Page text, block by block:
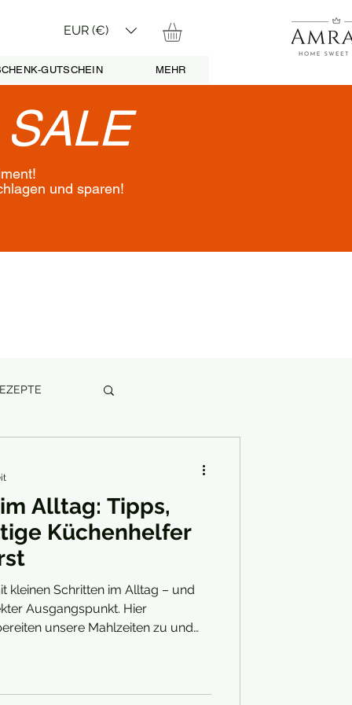
EUR (€)
GUTSCHEIN MEHR
SALE
und sparen!
Alltag: Tipps,
Küchenhelfer
kleinen Schritten im Alltag – und
Ausgangspunkt. Hier
unsere Mahlzeiten zu und